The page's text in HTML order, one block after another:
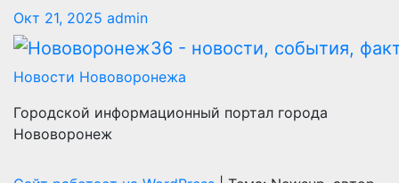
Окт 21, 2025 admin
Новости Нововоронежа
Городской информационный портал города
Нововоронеж